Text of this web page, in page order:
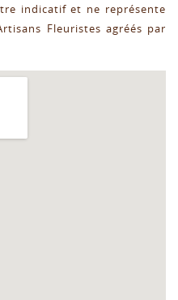
indicatif et ne représente
Fleuristes agréés par